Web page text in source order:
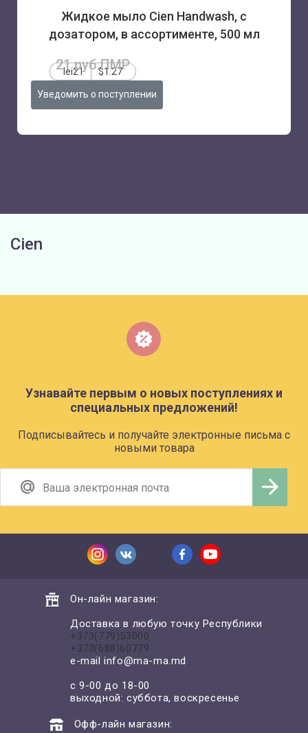
Жидкое мыло Cien Handwash, с
дозатором, в ассортименте, 500 мл
21 руб.ПМР
lei21 $1.27
Уведомить о поступлении
Cien
Узнавайте первым о новых поступлениях и
специальных предложений!
Подписывайтесь и получайте электронные письма с
новыми товара
Он-лайн магазин:
Доставка в любую точку Республики
+373(779)53000
+373(688)60779
e-mailinfo@ma-ma.md
с 9-00 до 18-00
выходной: суббота, воскресенье
Офф-лайн магазин: